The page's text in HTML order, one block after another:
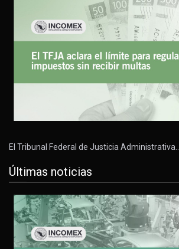
El Tribunal Federal de Justicia Administrativa…
Últimas noticias